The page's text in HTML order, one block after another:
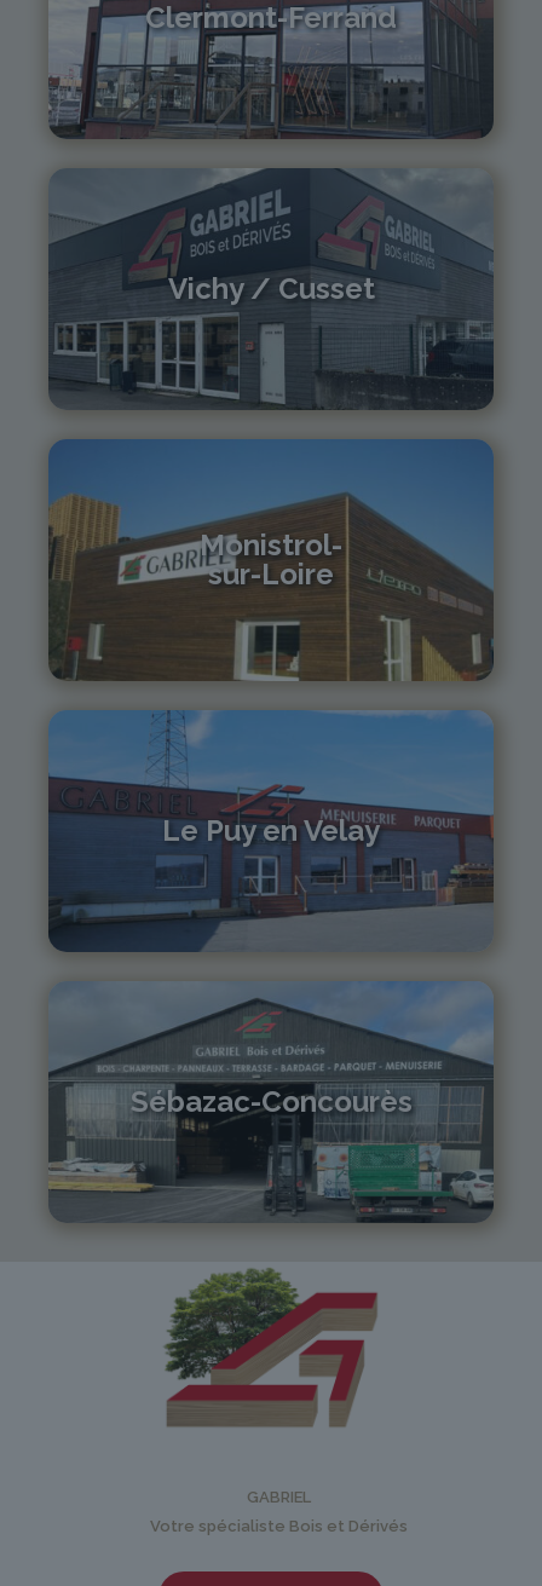
Clermont-Ferrand
04 73 42 18 38
lexpo@gabriel-sa.fr
Vichy / Cusset
04 70 97 56 39
cusset@gabriel-sa.fr
Monistrol-
sur-Loire
monistrol@gabriel-sa.fr
Le Puy en Velay
04 71 01 13 30
lepuy@gabriel-sa.fr
Sébazac-Concourès
05 81 55 83 89
monistrol@gabriel-sa.fr
GABRIEL
Votre spécialiste Bois et Dérivés